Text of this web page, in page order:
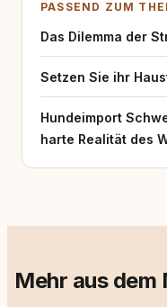
PASSEND ZUM
Das Dilemma der
Setzen Sie ihr
Hundeimport
harte Realität des
Mehr aus dem